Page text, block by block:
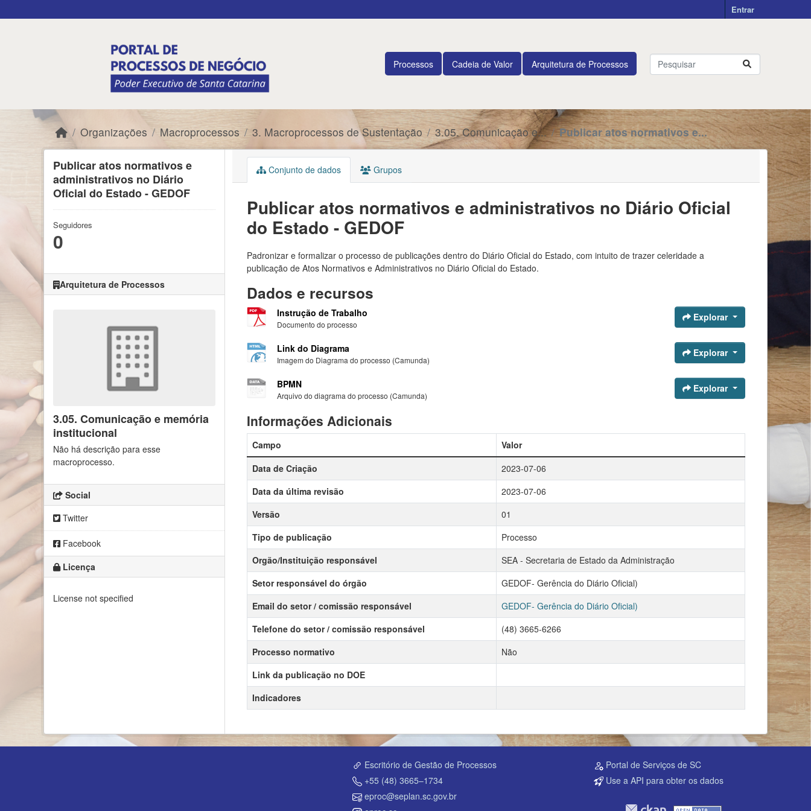
Entrar
Processos Cadeia de Valor Arquitetura de Processos
Organizações Macroprocessos 3. Macroprocessos de Sustentação 3.05. Comunicação e... Publicar atos normativos e...
Publicar atos normativos e
administrativos no Diário
Oficial do Estado - GEDOF
Seguidores
0
Arquitetura de Processos
3.05. Comunicação e memória
institucional
Não há descrição para esse
macroprocesso.
Social
Twitter
Facebook
Licença
License not specified
Conjunto de dados Grupos
Publicar atos normativos e administrativos no Diário Oficial
do Estado - GEDOF
Padronizar e formalizar o processo de publicações dentro do Diário Oficial do Estado, com intuito de trazer celeridade a
publicação de Atos Normativos e Administrativos no Diário Oficial do Estado.
Dados e recursos
Instrução de Trabalho
Documento do processo
Explorar
Link do Diagrama
Imagem do Diagrama do processo (Camunda)
Explorar
BPMN
Arquivo do diagrama do processo (Camunda)
Explorar
Informações Adicionais
Campo
Valor
Data de Criação
2023-07-06
Data da última revisão
2023-07-06
Versão
01
Tipo de publicação
Processo
Orgão/Instituição responsável
SEA - Secretaria de Estado da Administração
Setor responsável do órgão
GEDOF- Gerência do Diário Oficial)
Email do setor / comissão responsável
GEDOF- Gerência do Diário Oficial)
Telefone do setor / comissão responsável
(48) 3665-6266
Processo normativo
Não
Link da publicação no DOE
Indicadores
Escritório de Gestão de Processos
+55 (48) 3665–1734
eproc@seplan.sc.gov.br
Portal de Serviços de SC
Use a API para obter os dados